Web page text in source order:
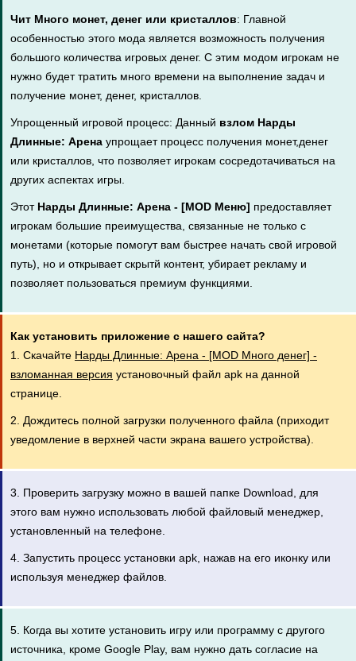
Чит Много монет, денег или кристаллов: Главной
особенностью этого мода является возможность получения
большого количества игровых денег. С этим модом игрокам не
нужно будет тратить много времени на выполнение задач и
получение монет, денег, кристаллов.
Упрощенный игровой процесс: Данный взлом Нарды
Длинные: Арена упрощает процесс получения монет,денег
или кристаллов, что позволяет игрокам сосредотачиваться на
других аспектах игры.
Этот Нарды Длинные: Арена - [MOD Меню] предоставляет
игрокам большие преимущества, связанные не только с
монетами (которые помогут вам быстрее начать свой игровой
путь), но и открывает скрытй контент, убирает рекламу и
позволяет пользоваться премиум функциями.
Как установить приложение с нашего сайта?
1. Скачайте Нарды Длинные: Арена - [MOD Много денег] -
взломанная версия установочный файл apk на данной
странице.
2. Дождитесь полной загрузки полученного файла (приходит
уведомление в верхней части экрана вашего устройства).
3. Проверить загрузку можно в вашей папке Download, для
этого вам нужно использовать любой файловый менеджер,
установленный на телефоне.
4. Запустить процесс установки apk, нажав на его иконку или
используя менеджер файлов.
5. Когда вы хотите установить игру или программу с другого
источника, кроме Google Play, вам нужно дать согласие на